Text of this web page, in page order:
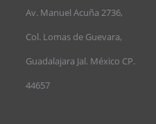
Av. Manuel Acuña 2736,
Col. Lomas de Guevara,
Guadalajara Jal. México CP.
44657